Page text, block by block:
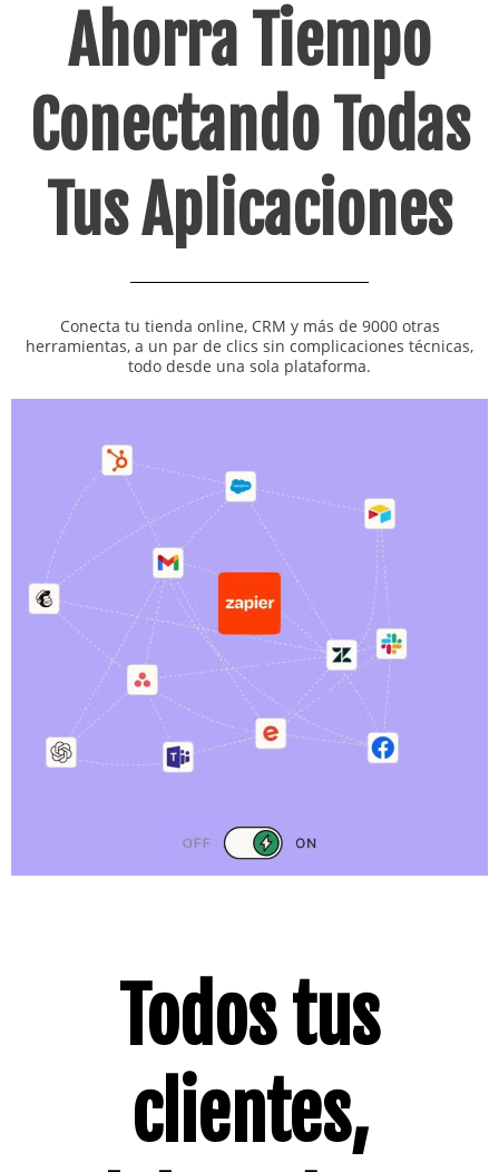
Ahorra Tiempo
Conectando Todas
Tus Aplicaciones
Conecta tu tienda online, CRM y más de 9000 otras
herramientas, a un par de clics sin complicaciones técnicas,
todo desde una sola plataforma.
Todos tus
clientes,